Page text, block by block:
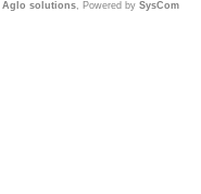
Aglo solutions, Powered by SysCom